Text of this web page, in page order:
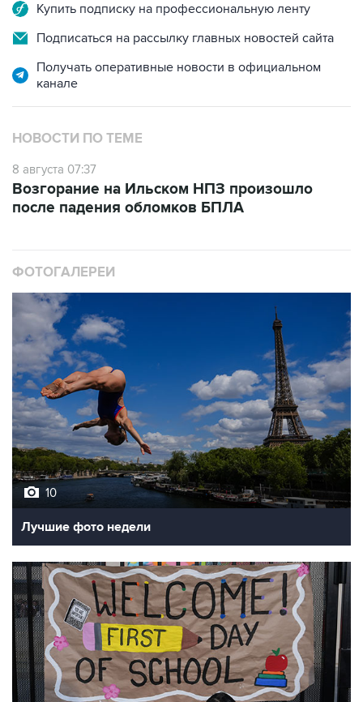
Купить подписку на профессиональную ленту
Подписаться на рассылку главных новостей сайта
Получать оперативные новости в официальном
канале
НОВОСТИ ПО ТЕМЕ
8 августа 07:37
Возгорание на Ильском НПЗ произошло
после падения обломков БПЛА
ФОТОГАЛЕРЕИ
10
Лучшие фото недели